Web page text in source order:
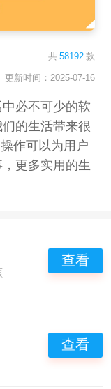
共 58192 款
更新时间：2025-07-16
必不可少的软
的生活带来很
作可以为用户
更多实用的生
查看
查看